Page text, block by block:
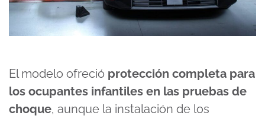
El modelo ofreció protección completa para
los ocupantes infantiles en las pruebas de
choque, aunque la instalación de los